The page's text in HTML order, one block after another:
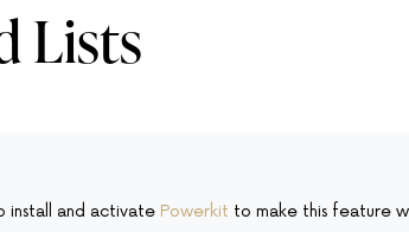
Lists
install and activate Powerkit to make this feature